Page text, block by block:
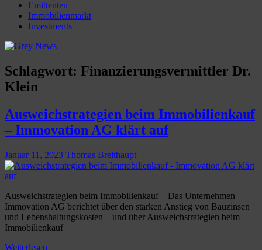
Emittenten
Immobilienmarkt
Investments
Schlagwort: Finanzierungsvermittler Dr.
Klein
Ausweichstrategien beim Immobilienkauf
– Immovation AG klärt auf
Januar 11, 2023 Thomas Breithaupt
Ausweichstrategien beim Immobilienkauf – Das Unternehmen
Immovation AG berichtet über den starken Anstieg von Bauzinsen
und Lebenshaltungskosten – und über Ausweichstrategien beim
Immobilienkauf
Weiterlesen